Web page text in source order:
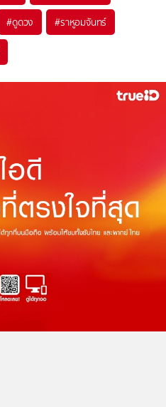
#ดูดวง #ราหูอมจันทร์